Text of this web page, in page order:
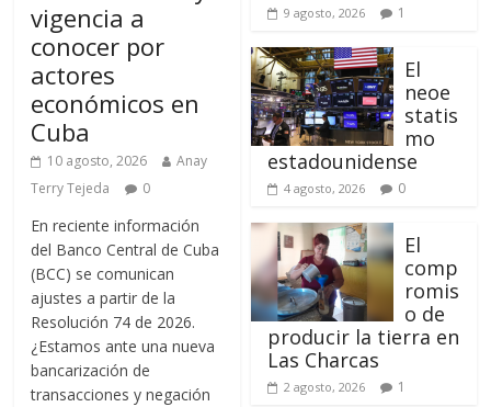
vigencia a
conocer por
actores
económicos en
Cuba
10 agosto, 2026
Anay
Terry Tejeda
0
En reciente información
del Banco Central de Cuba
(BCC) se comunican
ajustes a partir de la
Resolución 74 de 2026.
¿Estamos ante una nueva
bancarización de
transacciones y negación
9 agosto, 2026 1
El
neoe
statis
mo
estadounidense
4 agosto, 2026 0
El
comp
romis
o de
producir la tierra en
Las Charcas
2 agosto, 2026 1